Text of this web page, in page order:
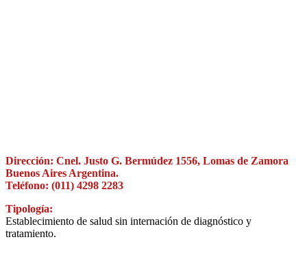
Dirección: Cnel. Justo G. Bermúdez 1556, Lomas de Zamora
Buenos Aires Argentina.
Teléfono: (011) 4298 2283
Tipología:
Establecimiento de salud sin internación de diagnóstico y
tratamiento.